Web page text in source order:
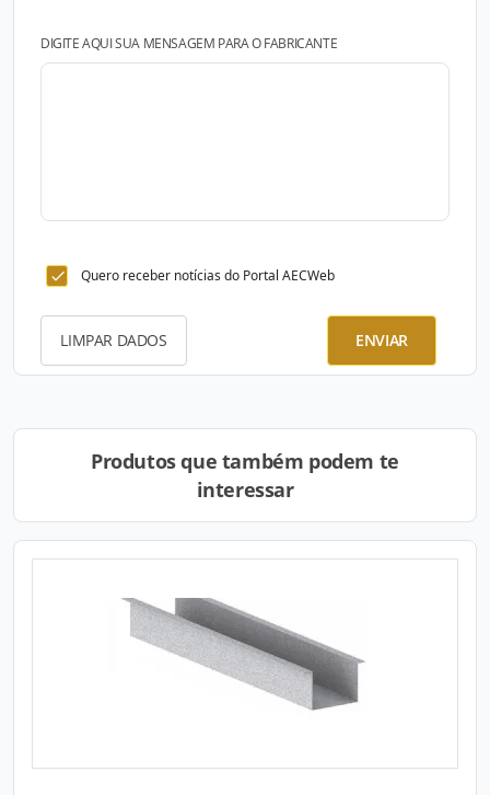
DIGITE AQUI SUA MENSAGEM PARA O FABRICANTE
Quero receber notícias do Portal AECWeb
LIMPAR DADOS ENVIAR
Produtos que também podem te
interessar